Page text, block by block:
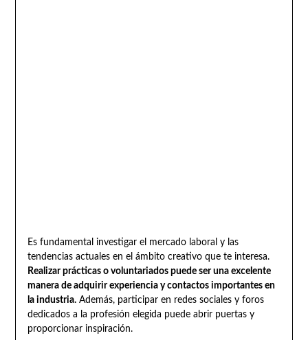
Es fundamental investigar el mercado laboral y las
tendencias actuales en el ámbito creativo que te interesa.
Realizar prácticas o voluntariados puede ser una excelente
manera de adquirir experiencia y contactos importantes en
la industria.Además, participar en redes sociales y foros
dedicados a la profesión elegida puede abrir puertas y
proporcionar inspiración.